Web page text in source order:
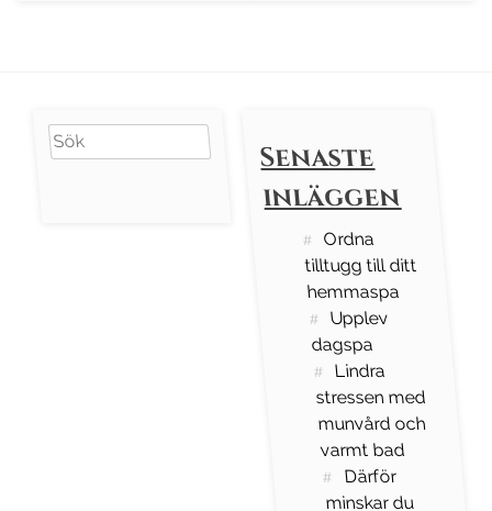
Search
for:
Senaste
inläggen
Ordna
tilltugg till ditt
hemmaspa
Upplev
dagspa
Lindra
stressen med
munvård och
varmt bad
Därför
minskar du